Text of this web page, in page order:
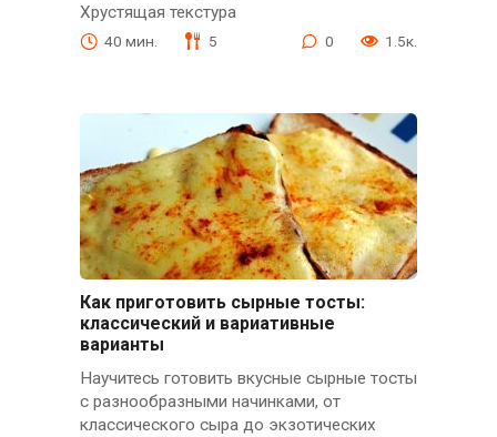
Хрустящая текстура
40 мин. 5 0 1.5к.
Как приготовить сырные тосты:
классический и вариативные
варианты
Научитесь готовить вкусные сырные тосты
с разнообразными начинками, от
классического сыра до экзотических